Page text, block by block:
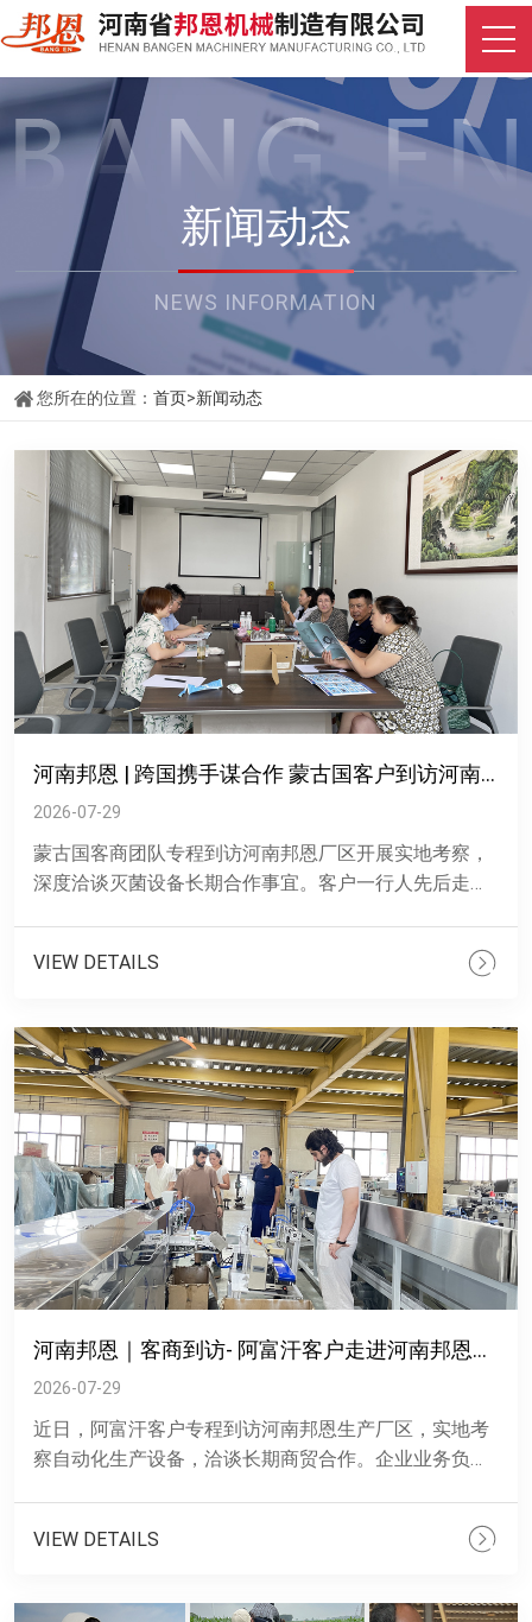
新闻动态
NEWS INFORMATION
您所在的位置： 首页>新闻动态
河南邦恩 | 跨国携手谋合作 蒙古国客户到访河南邦恩实地考察洽谈
2026-07-29
蒙古国客商团队专程到访河南邦恩厂区开展实地考察，
深度洽谈灭菌设备长期合作事宜。客户一行人先后走进
VIEW DETAILS
河南邦恩｜客商到访- 阿富汗客户走进河南邦恩车间实地洽谈合作
2026-07-29
近日，阿富汗客户专程到访河南邦恩生产厂区，实地考
察自动化生产设备，洽谈长期商贸合作。企业业务负责
VIEW DETAILS